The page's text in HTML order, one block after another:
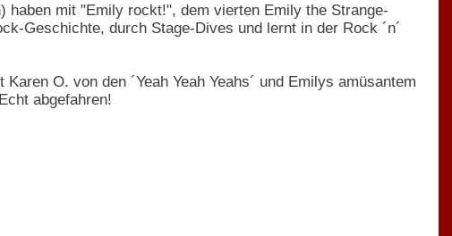
mit "Emily rockt!", dem vierten Emily the Strange-
Geschichte, durch Stage-Dives und lernt in der Rock ´n´
O. von den ´Yeah Yeah Yeahs´ und Emilys amüsantem
abgefahren!